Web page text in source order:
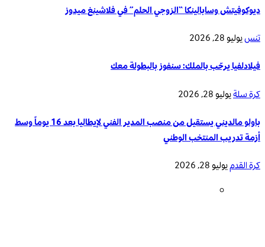
ديوكوفيتش وسابالينكا “الزوجي الحلم” في فلاشينغ ميدوز
تنسيوليو 28, 2026
فيلادلفيا يرحّب بالملك: سنفوز بالبطولة معك
كرة سلةيوليو 28, 2026
باولو مالديني يستقيل من منصب المدير الفني لإيطاليا بعد 16 يوماً وسط
أزمة تدريب المنتخب الوطني
كرة القدميوليو 28, 2026